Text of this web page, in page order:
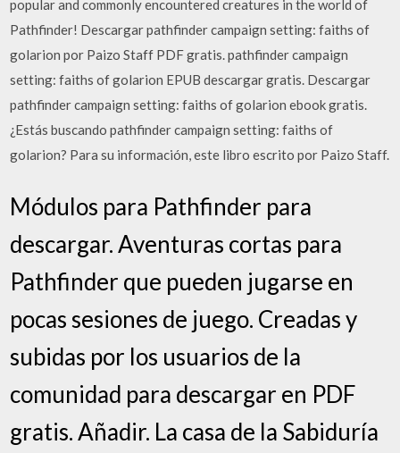
popular and commonly encountered creatures in the world of
Pathfinder! Descargar pathfinder campaign setting: faiths of
golarion por Paizo Staff PDF gratis. pathfinder campaign
setting: faiths of golarion EPUB descargar gratis. Descargar
pathfinder campaign setting: faiths of golarion ebook gratis.
¿Estás buscando pathfinder campaign setting: faiths of
golarion? Para su información, este libro escrito por Paizo Staff.
Módulos para Pathfinder para
descargar. Aventuras cortas para
Pathfinder que pueden jugarse en
pocas sesiones de juego. Creadas y
subidas por los usuarios de la
comunidad para descargar en PDF
gratis. Añadir. La casa de la Sabiduría